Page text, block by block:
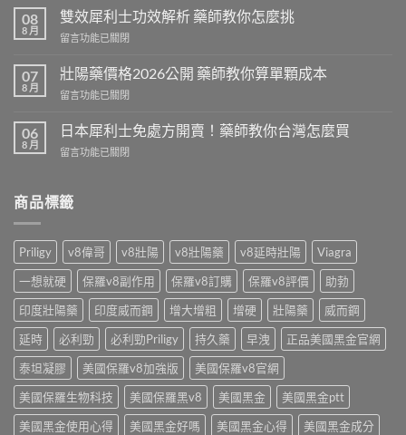
度
學
名
副
作
用
哪
些
實
話
說〉
08
8 月
雙效犀利士功效解析 藥師教你怎麼挑
在
效
犀
利
功
效
解
師
怎
麼
挑〉
中
留言功能已關閉
07
8 月
壯陽藥價格2026公開 藥師教你算單顆成本
在
陽
藥
價
公
師
教
你
算
單
顆
成
本〉
中
留言功能已關閉
06
8 月
日本犀利士免處方開賣！藥師教你台灣怎麼買
在
犀
利
免
方
開
賣！
藥
師
教
你
台
灣
怎
麼
留言功能已關閉
商品標籤
Priligy v8偉哥 v8壯陽 v8壯陽藥 v8延時壯陽
Viagra
一想就硬
保羅v8副作用 保羅v8訂購 保羅v8評價
助勃
印度壯陽藥
印度威而鋼 增大增粗 增硬 壯陽藥
威而鋼
延時
必利勁 必利勁Priligy 持久藥 早洩
正品美國黑金官網
泰坦凝膠
美國保羅v8加強版
美國保羅v8官網
美國保羅生物科技
美國保羅黑v8 美國黑金
美國黑金ptt
美國黑金使用心得
美國黑金好嗎 美國黑金心得
美國黑金成分